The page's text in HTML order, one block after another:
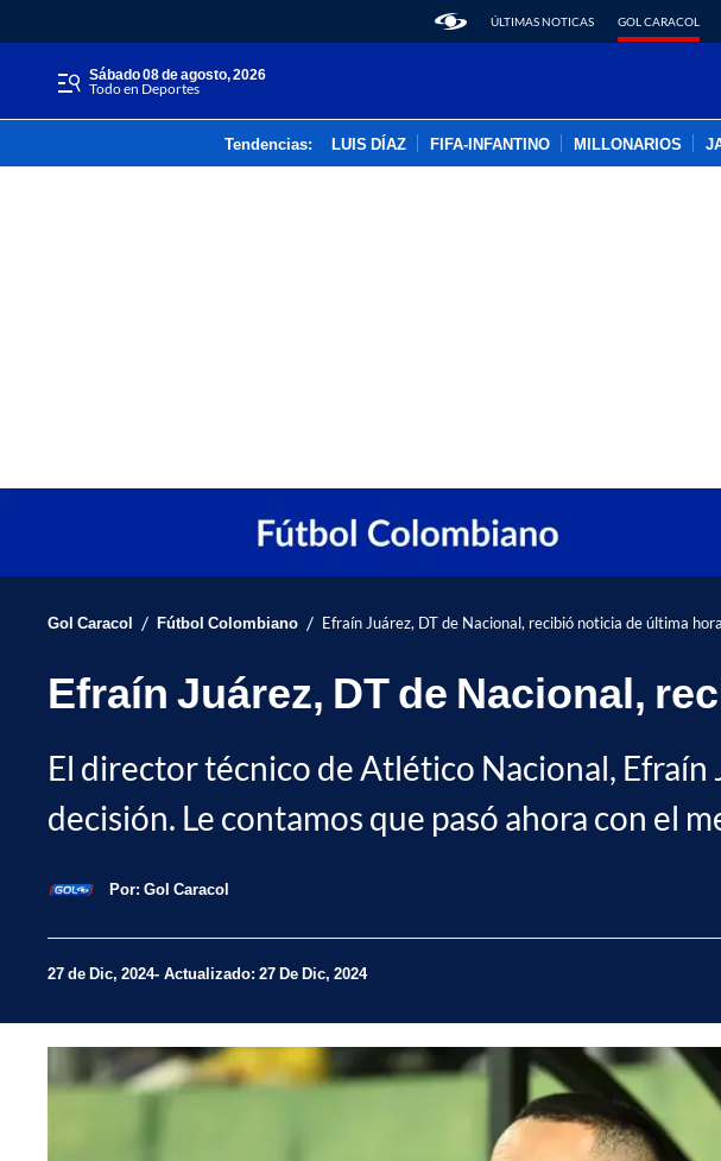
ÚLTIMAS NOTICAS GOL CARACOL
sábado 08 de agosto, 2026
Todo en Deportes
Tendencias: LUIS DÍAZ FIFA-INFANTINO MILLONARIOS
Gol Caracol / Fútbol Colombiano / Efraín Juárez, DT de Nacional, recibió noticia de última
Efraín Juárez, DT de Nacional,
El director técnico de Atlético Nacional,
decisión. Le contamos que pasó ahora con el
Por: Gol Caracol
27 de Dic, 2024 Actualizado: 27 De Dic, 2024